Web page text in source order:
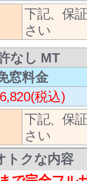
下記、保
さい
なし MT
窓料金
税込)
下記、保
さい
トクな内容